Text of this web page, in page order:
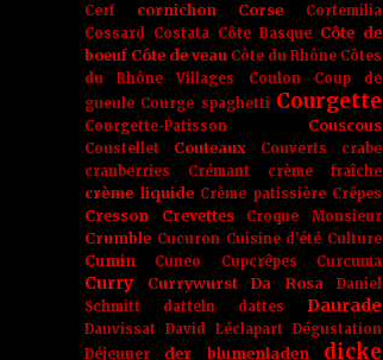
Cerf
cornichon Corse
Cortemilia
Cossard Costata Côte Basque Côte de
boeuf Côte de veau Côte du Rhône Côtes
du Rhône Villages
Coulon
Coup de
gueule Courge spaghetti Courgette
Courgette-Patisson Couscous
Coustellet Couteaux Couverts
crabe
cranberries
Crémant crème fraîche
crème liquide Crème patissière Crêpes
Cresson Crevettes Croque Monsieur
Crumble Cucuron Cuisine d'été Culture
Cumin Cuneo Cupcrêpes Curcuma
Curry Currywurst Da Rosa
Daniel
Schmitt
datteln dattes Daurade
Dauvissat David Léclapart Dégustation
Déjeuner
der blumenladen dicke